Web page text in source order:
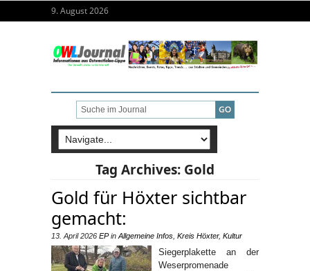
9. August 2026
Tag Archives: Gold
Gold für Höxter sichtbar
gemacht:
13. April 2026 EPin Allgemeine Infos Kreis Höxter, Kultur
Siegerplakette an der
Weserpromenade